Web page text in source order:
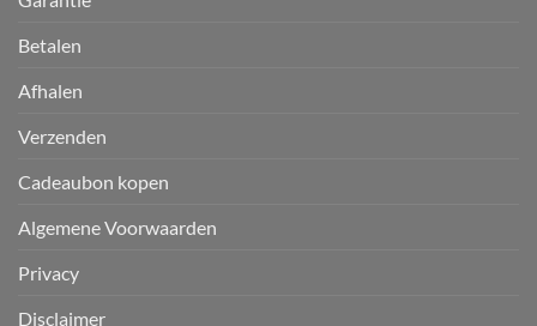
Betalen
Afhalen
Verzenden
Cadeaubon kopen
Algemene Voorwaarden
Privacy
Disclaimer